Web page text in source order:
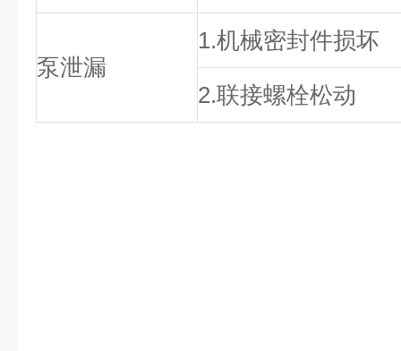
泵泄漏
1.机械密封件损坏
2.联接螺栓松动